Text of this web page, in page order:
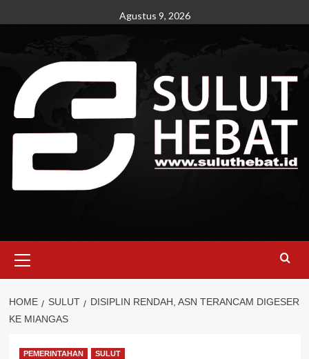
to
Agustus 9, 2026
Menu
HOME SULUT
DISIPLIN RENDAH, ASN TERANCAM DIGESER
KE MIANGAS
PEMERINTAHAN SULUT